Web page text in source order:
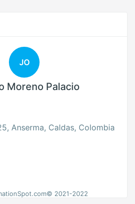
JO
Moreno Palacio
Anserma, Caldas, Colombia
2021-2022